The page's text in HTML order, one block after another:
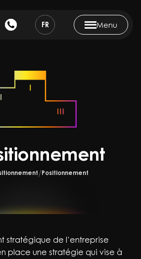
FR Menu
Positionnement
stratégique de l’entreprise
place une stratégie qui vise à